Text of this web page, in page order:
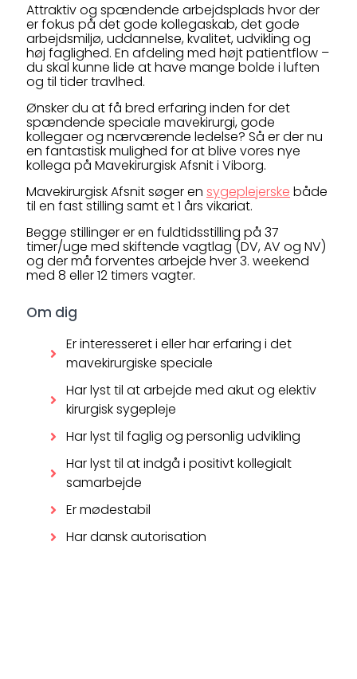
Attraktiv og spændende arbejdsplads hvor der
er fokus på det gode kollegaskab, det gode
arbejdsmiljø, uddannelse, kvalitet, udvikling og
høj faglighed. En afdeling med højt patientflow –
du skal kunne lide at have mange bolde i luften
og til tider travlhed.
Ønsker du at få bred erfaring inden for det
spændende speciale mavekirurgi, gode
kollegaer og nærværende ledelse? Så er der nu
en fantastisk mulighed for at blive vores nye
kollega på Mavekirurgisk Afsnit i Viborg.
Mavekirurgisk Afsnit søger en sygeplejerske både
til en fast stilling samt et 1 års vikariat.
Begge stillinger er en fuldtidsstilling på 37
timer/uge med skiftende vagtlag (DV, AV og NV)
og der må forventes arbejde hver 3. weekend
med 8 eller 12 timers vagter.
Om dig
Er interesseret i eller har erfaring i det
mavekirurgiske speciale
Har lyst til at arbejde med akut og elektiv
kirurgisk sygepleje
Har lyst til faglig og personlig udvikling
Har lyst til at indgå i positivt kollegialt
samarbejde
Er mødestabil
Har dansk autorisation